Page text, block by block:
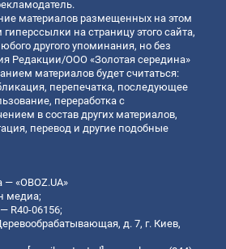
материалов размещенных на этом
на страницу этого сайта,
другого упоминания, но без
Редакции/ООО «Золотая середина»
материалов будет считаться:
перепечатка, последующее
переработка с
в состав других материалов,
перевод и другие подобные
«OBOZ.UA»
медиа;
R40-06156;
д. 7, г. Киев,